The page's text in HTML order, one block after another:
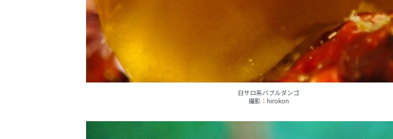
日サロ系バブルダンゴ
撮影：hirokon